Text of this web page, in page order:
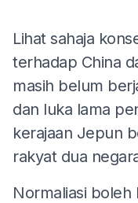
Lihat sahaja
terhadap China
masih belum
dan luka lama
kerajaan Jepun
rakyat dua
Normaliasi